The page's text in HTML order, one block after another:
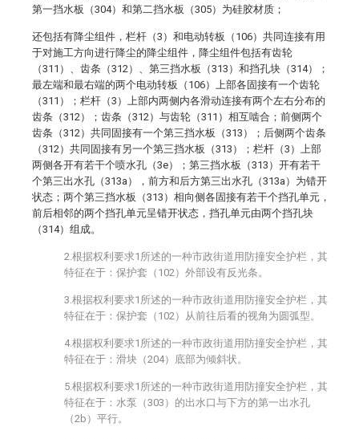
第一挡水板（304）和第二挡水板（305）为硅胶材质；
还包括有降尘组件，栏杆（3）和电动转板（106）共同连接有用
于对施工方向进行降尘的降尘组件，降尘组件包括有齿轮
（311）、齿条（312）、第三挡水板（313）和挡孔块（314）；
最左端和最右端的两个电动转板（106）上部各固接有一个齿轮
（311）；栏杆（3）上部内两侧内各滑动连接有两个左右分布的
齿条（312）；齿条（312）与齿轮（311）相互啮合；前侧两个
齿条（312）共同固接有一个第三挡水板（313）；后侧两个齿条
（312）共同固接有另一个第三挡水板（313）；栏杆（3）上部
两侧各开有若干个喷水孔（3e）；第三挡水板（313）开有若干
个第三出水孔（313a），前方和后方第三出水孔（313a）为错开
状态；两个第三挡水板（313）相向侧各固接有若干个挡孔单元，
前后相邻的两个挡孔单元呈错开状态，挡孔单元由两个挡孔块
（314）组成。
2.根据权利要求1所述的一种市政街道用防撞安全护栏，其
特征在于：保护套（102）外部设有反光条。
3.根据权利要求1所述的一种市政街道用防撞安全护栏，其
特征在于：保护套（102）从前往后看的视角为圆弧型。
4.根据权利要求1所述的一种市政街道用防撞安全护栏，其
特征在于：滑块（204）底部为倾斜状。
5.根据权利要求1所述的一种市政街道用防撞安全护栏，其
特征在于：水泵（303）的出水口与下方的第一出水孔
（2b）平行。